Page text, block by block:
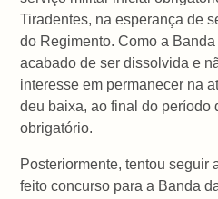
Tiradentes, na esperança de
do Regimento. Como a
acabado de ser dissolvida e
interesse em permanecer na
deu baixa, ao final do período
obrigatório.
Posteriormente, tentou seguir
feito concurso para a Banda